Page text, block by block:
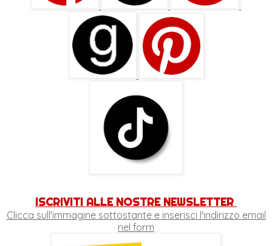
ISCRIVITI ALLE NOSTRE NEWSLETTER
Clicca sull'immagine sottostante e inserisci l'indirizzo email
nel form